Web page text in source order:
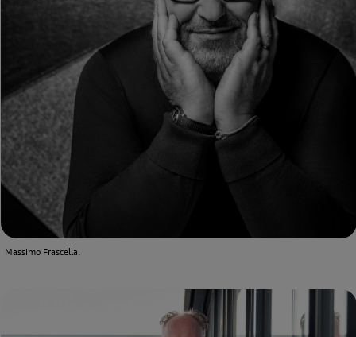
Massimo Frascella.